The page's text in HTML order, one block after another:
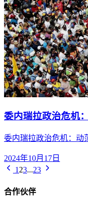
委内瑞拉政治危机
委内瑞拉政治危机：动
2024年10月17日
1 23...23
合作伙伴